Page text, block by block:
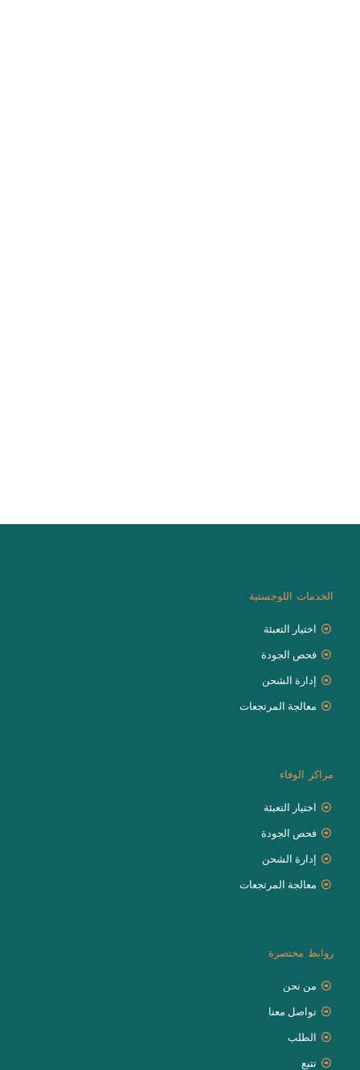
الخدمات اللوجستية
اختيار التعبئة
فحص الجودة
إدارة الشحن
معالجة المرتجعات
مراكز الوفاء
اختيار التعبئة
فحص الجودة
إدارة الشحن
معالجة المرتجعات
روابط مختصرة
من نحن
تواصل معنا
الطلب
تتبع